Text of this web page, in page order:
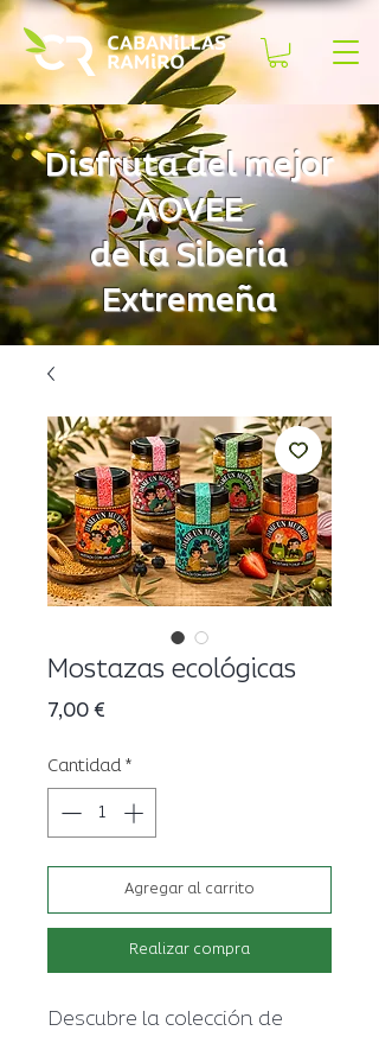
Disfruta del mejor
AOVEE
de la Siberia
Extremeña
Mostazas ecológicas
7,00 €
Cantidad*
Agregar al carrito
Realizar compra
Descubre la colección de